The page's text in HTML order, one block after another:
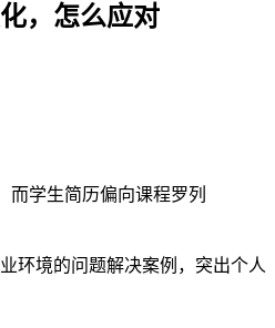
，怎么应对
而学生简历偏向课程罗列
环境的问题解决案例，突出个人